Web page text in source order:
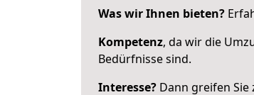
Was wir Ihnen bieten?
Kompetenz, da wir die
Bedürfnisse sind.
Interesse? Dann greifen Sie